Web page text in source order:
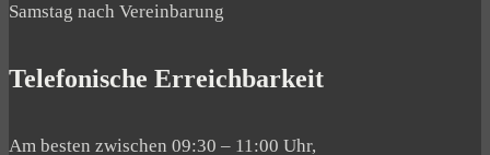
Samstag nach Vereinbarung
Telefonische Erreichbarkeit
Am besten zwischen 09:30 – 11:00 Uhr,